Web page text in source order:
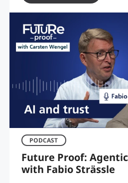
PODCAST
Future Proof:
with Fabio Strässle